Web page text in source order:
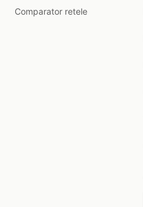
Comparator retele